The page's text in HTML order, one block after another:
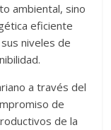
ambiental, sino
eficiente
niveles de
a través del
de
de la